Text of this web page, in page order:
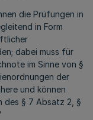
die Prüfungen in
in Form
dabei muss für
im Sinne von §
der
und können
des § 7 Absatz 2, §